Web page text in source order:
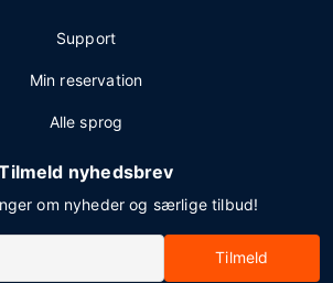
Support
Min reservation
Alle sprog
nyhedsbrev
om nyheder og særlige tilbud!
Tilmeld